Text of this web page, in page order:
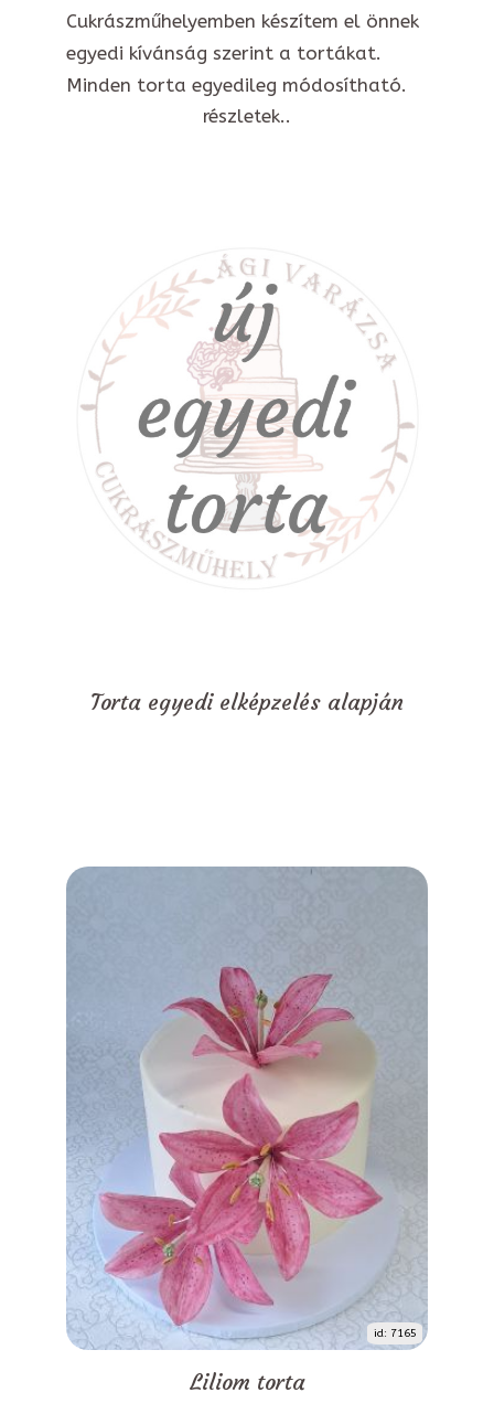
Cukrászműhelyemben készítem el önnek
egyedi kívánság szerint a tortákat.
Minden torta egyedileg módosítható.
részletek..
Torta egyedi elképzelés alapján
id: 7165
Liliom torta